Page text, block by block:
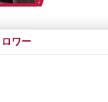
ワー